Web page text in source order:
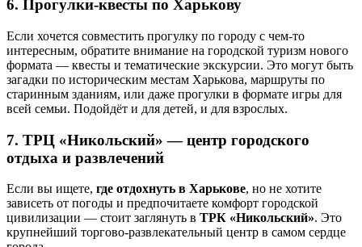
6. Прогулки-квесты по Харькову
Если хочется совместить прогулку по городу с чем-то
интересным, обратите внимание на городской туризм нового
формата — квесты и тематические экскурсии. Это могут быть
загадки по историческим местам Харькова, маршруты по
старинным зданиям, или даже прогулки в формате игры для
всей семьи. Подойдёт и для детей, и для взрослых.
7. ТРЦ «Никольский» — центр городского
отдыха и развлечений
Если вы ищете, где отдохнуть в Харькове, но не хотите
зависеть от погоды и предпочитаете комфорт городской
цивилизации — стоит заглянуть в ТРК «Никольский». Это
крупнейший торгово-развлекательный центр в самом сердце